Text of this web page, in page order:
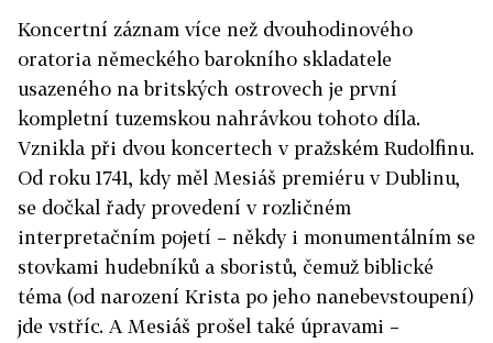
Koncertní záznam více než dvouhodinového
oratoria německého barokního skladatele
usazeného na britských ostrovech je první
kompletní tuzemskou nahrávkou tohoto díla.
Vznikla při dvou koncertech v pražském Rudolfinu.
Od roku 1741, kdy měl Mesiáš premiéru v Dublinu,
se dočkal řady provedení v rozličném
interpretačním pojetí – někdy i monumentálním se
stovkami hudebníků a sboristů, čemuž biblické
téma (od narození Krista po jeho nanebevstoupení)
jde vstříc. A Mesiáš prošel také úpravami –